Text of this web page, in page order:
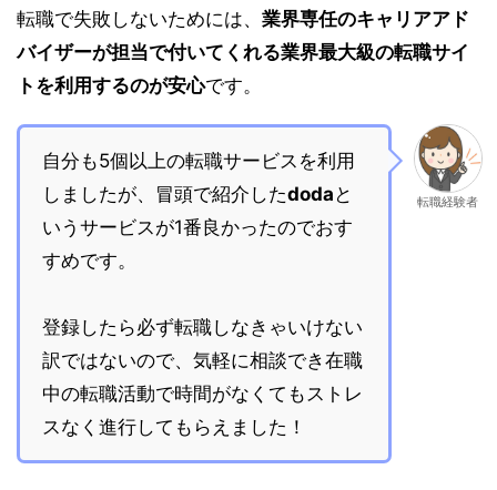
転職で失敗しないためには、 業界専任のキャリアアド
バイザーが担当で付いてくれる業界最大級の転職サイ
トを利用するのが安心です。
自分も5個以上の転職サービスを利用
しましたが、冒頭で紹介したdoda と
いうサービスが1番良かったのでおす
すめです。
登録したら必ず転職しなきゃいけない
訳ではないので、気軽に相談でき在職
中の転職活動で時間がなくてもストレ
スなく進行してもらえました！
転職経験者